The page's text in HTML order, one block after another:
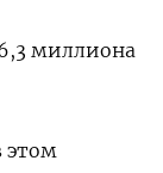
миллиона
этом